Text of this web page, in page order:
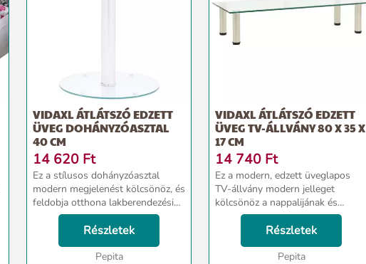
VIDAXL ÁTLÁTSZÓ EDZETT
ÜVEG DOHÁNYZÓASZTAL
40 CM
14 620 Ft
Ez a stílusos dohányzóasztal
modern megjelenést kölcsönöz, és
feldobja otthona lakberendezési
stílusát. A díszasztal durván
csiszolt felületű edzett üvegből,
valamint alumíniumcsőből készült,
Részletek
Pepita
VIDAXL ÁTLÁTSZÓ EDZETT
ÜVEG TV-ÁLLVÁNY 80 X 35 X
17 CM
14 740 Ft
Ez a modern, edzett üveglapos
TV-állvány modern jelleget
kölcsönöz a nappalijának és
hálószobájának. Ez a TV asztalka
vastag edzett üveglapból és nagy
teherbírású, rozsdamentes acélból
készült, így ki...
Részletek
Pepita